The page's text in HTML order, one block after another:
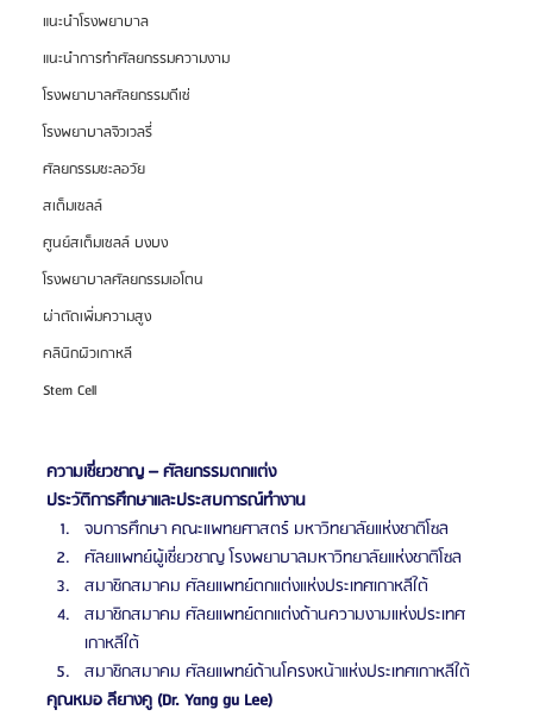
แนะนำโรงพยาบาล
แนะนำการทำศัลยกรรมความงาม
โรงพยาบาลศัลยกรรมดีเซ่
โรงพยาบาลจิวเวลรี่
ศัลยกรรมชะลอวัย
สเต็มเซลล์
ศูนย์สเต็มเซลล์ บงบง
โรงพยาบาลศัลยกรรมเอโตน
ผ่าตัดเพิ่มความสูง
คลินิกผิวเกาหลี
Stem Cell
ความเชี่ยวชาญ – ศัลยกรรมตกแต่ง
ประวัติการศึกษาและประสบการณ์ทำงาน
จบการศึกษา คณะแพทยศาสตร์ มหาวิทยาลัยแห่งชาติโซล
ศัลยแพทย์ผู้เชี่ยวชาญ โรงพยาบาลมหาวิทยาลัยแห่งชาติโซล
สมาชิกสมาคม ศัลยแพทย์ตกแต่งแห่งประเทศเกาหลีใต้
สมาชิกสมาคม ศัลยแพทย์ตกแต่งด้านความงามแห่งประเทศ
เกาหลีใต้
สมาชิกสมาคม ศัลยแพทย์ด้านโครงหน้าแห่งประเทศเกาหลีใต้
คุณหมอ ลียางคู (Dr. Yang gu Lee)